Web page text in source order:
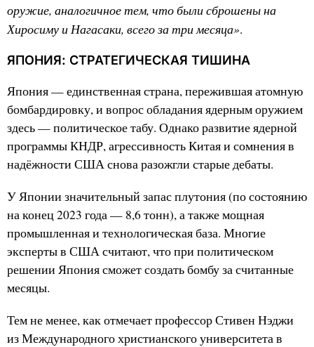
оружие, аналогичное тем, что были сброшены на
Хиросиму и Нагасаки, всего за три месяца».
ЯПОНИЯ: СТРАТЕГИЧЕСКАЯ ТИШИНА
Япония — единственная страна, пережившая атомную
бомбардировку, и вопрос обладания ядерным оружием
здесь — политическое табу. Однако развитие ядерной
программы КНДР, агрессивность Китая и сомнения в
надёжности США снова разожгли старые дебаты.
У Японии значительный запас плутония (по состоянию
на конец 2023 года — 8,6 тонн), а также мощная
промышленная и технологическая база. Многие
эксперты в США считают, что при политическом
решении Япония сможет создать бомбу за считанные
месяцы.
Тем не менее, как отмечает профессор Стивен Нэджи
из Международного христианского университета в